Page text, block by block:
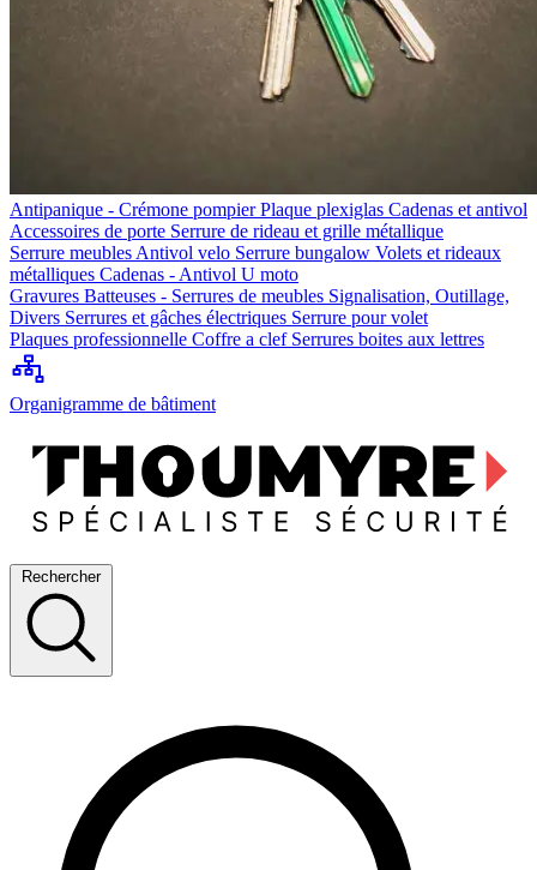
Antipanique - Crémone pompierPlaque plexiglas Cadenas et antivol
Accessoires de porte Serrure de rideau et grille métallique
Serrure meubles Antivol velo Serrure bungalow Volets et rideaux
métalliques Cadenas - Antivol U moto
Gravures Batteuses - Serrures de meubles Signalisation, Outillage,
Divers Serrures et gâches électriques Serrure pour volet
Plaques professionnelle Coffre a clef Serrures boites aux lettres
Organigramme de bâtiment
Rechercher